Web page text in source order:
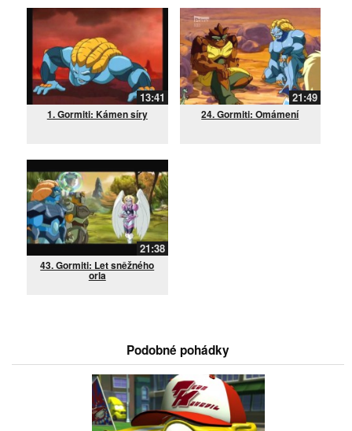
13:41
1. Gormiti: Kámen síry
21:49
24. Gormiti: Omámení
21:38
43. Gormiti: Let sněžného
orla
Podobné pohádky